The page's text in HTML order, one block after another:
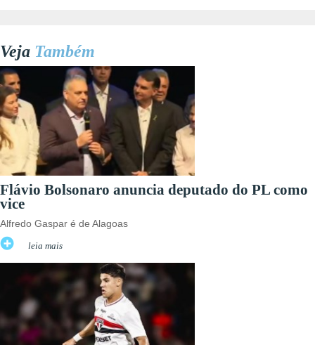
Veja Também
Flávio Bolsonaro anuncia deputado do PL como
vice
Alfredo Gaspar é de Alagoas
leia mais